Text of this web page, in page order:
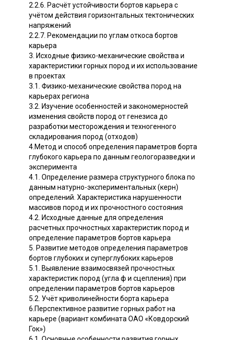
2.2.6. Расчёт устойчивости бортов карьера с
учётом действия горизонтальных тектонических
напряжений
2.2.7. Рекомендации по углам откоса бортов
карьера
3. Исходные физико-механические свойства и
характеристики горных пород и их использование
в проектах
3.1. Физико-механические свойства пород на
карьерах региона
3.2. Изучение особенностей и закономерностей
изменения свойств пород от генезиса до
разработки месторождения и техногенного
складирования пород (отходов)
4.Метод и способ определения параметров борта
глубокого карьера по данным геологоразведки и
эксперимента
4.1. Определение размера структурного блока по
данным натурно-экспериментальных (керн)
определений. Характеристика нарушенности
массивов пород и их прочностного состояния
4.2. Исходные данные для определения
расчетных прочностных характеристик пород и
определение параметров бортов карьера
5. Развитие методов определения параметров
бортов глубоких и суперглубоких карьеров
5.1. Выявление взаимосвязей прочностных
характеристик пород (угла ф и сцепления) при
определении параметров бортов карьеров
5.2. Учёт криволинейности борта карьера
6.Перспективное развитие горных работ на
карьере (вариант комбината ОАО «Ковдорский
Гок»)